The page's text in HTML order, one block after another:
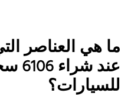
ما هي العناصر
عند
للسيارات؟